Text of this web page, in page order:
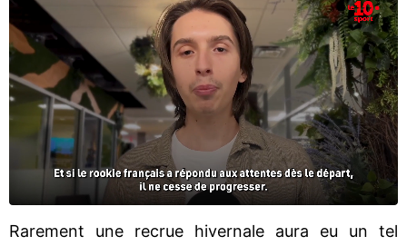
Rarement une recrue hivernale aura eu un tel